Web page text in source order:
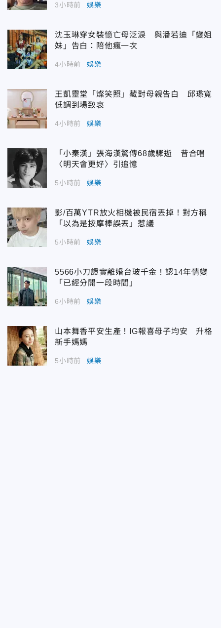
3小時前 娛樂
沈玉琳穿女裝憶亡母泛淚 與潘若迪「變姐
妹」告白：陪他瘋一次
4小時前 娛樂
王凱靈堂「燦笑照」藏對母親告白 邱瓈寬
低調到場致哀
4小時前 娛樂
「小秦漢」張海漢驚傳68歲驟逝 昔合唱
〈明天會更好〉引追憶
5小時前 娛樂
影/百萬YTR放火相機被民宿丟掉！對方稱
「以為是按摩棒誤丟」惹議
5小時前 娛樂
5566小刀證實離婚台玻千金！認14年情變
「已經分開一段時間」
6小時前 娛樂
山本舞香平安生產！IG報喜母子均安 升格
新手媽媽
5小時前 娛樂